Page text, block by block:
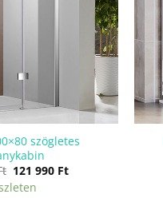
szögletes
Original
price
was:
121 990 FtCurrent